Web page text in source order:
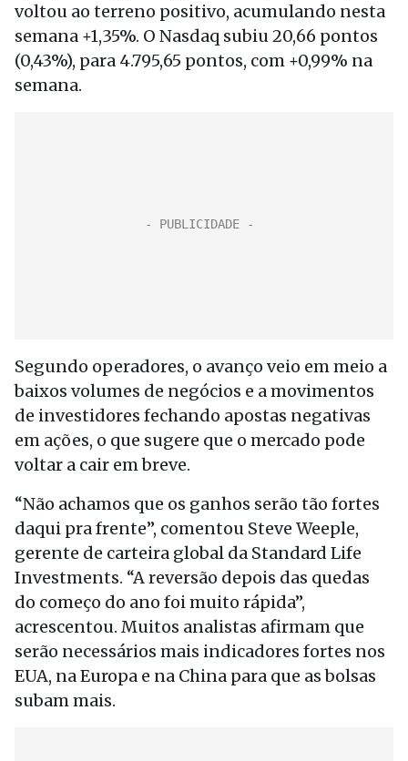
voltou ao terreno positivo, acumulando nesta
semana +1,35%. O Nasdaq subiu 20,66 pontos
(0,43%), para 4.795,65 pontos, com +0,99% na
semana.
Segundo operadores, o avanço veio em meio a
baixos volumes de negócios e a movimentos
de investidores fechando apostas negativas
em ações, o que sugere que o mercado pode
voltar a cair em breve.
“Não achamos que os ganhos serão tão fortes
daqui pra frente”, comentou Steve Weeple,
gerente de carteira global da Standard Life
Investments. “A reversão depois das quedas
do começo do ano foi muito rápida”,
acrescentou. Muitos analistas afirmam que
serão necessários mais indicadores fortes nos
EUA, na Europa e na China para que as bolsas
subam mais.